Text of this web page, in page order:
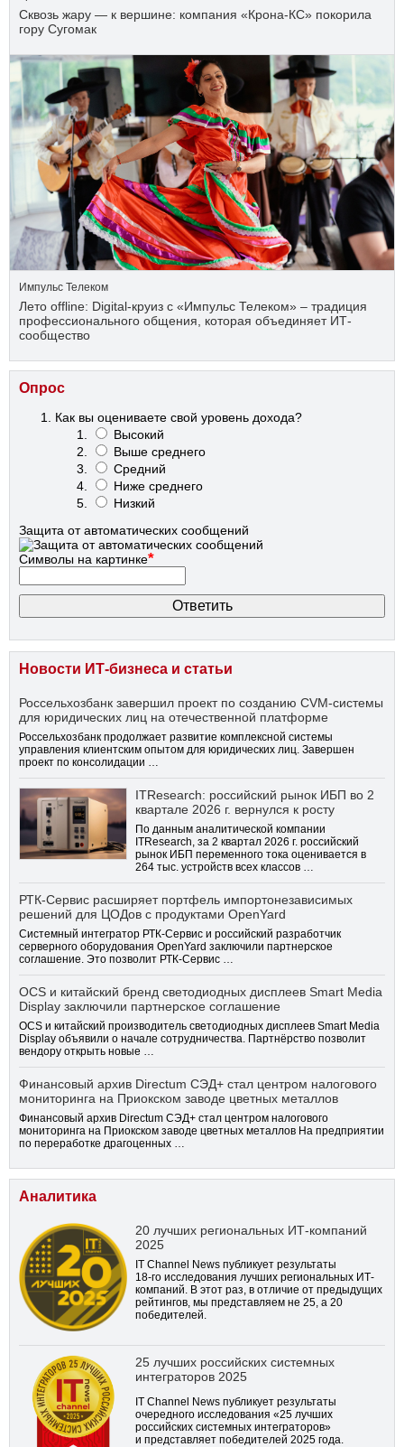
Сквозь жару — к вершине: компания «Крона‑КС» покорила
гору Сугомак
Импульс Телеком
Лето offline: Digital-круиз с «Импульс Телеком» – традиция
профессионального общения, которая объединяет ИТ-
сообщество
Опрос
Как вы оцениваете свой уровень дохода?
Высокий
Выше среднего
Средний
Ниже среднего
Низкий
Защита от автоматических сообщений
Символы на картинке*
Новости ИТ-бизнеса и статьи
Россельхозбанк завершил проект по созданию CVM-системы
для юридических лиц на отечественной платформе
Россельхозбанк продолжает развитие комплексной системы
управления клиентским опытом для юридических лиц. Завершен
проект по консолидации …
ITResearch: российский рынок ИБП во 2
квартале 2026 г. вернулся к росту
По данным аналитической компании
ITResearch, за 2 квартал 2026 г. российский
рынок ИБП переменного тока оценивается в
264 тыс. устройств всех классов …
РТК-Сервис расширяет портфель импортонезависимых
решений для ЦОДов с продуктами OpenYard
Системный интегратор РТК-Сервис и российский разработчик
серверного оборудования OpenYard заключили партнерское
соглашение. Это позволит РТК-Сервис …
OCS и китайский бренд светодиодных дисплеев Smart Media
Display заключили партнерское соглашение
OCS и китайский производитель светодиодных дисплеев Smart Media
Display объявили о начале сотрудничества. Партнёрство позволит
вендору открыть новые …
Финансовый архив Directum СЭД+ стал центром налогового
мониторинга на Приокском заводе цветных металлов
Финансовый архив Directum СЭД+ стал центром налогового
мониторинга на Приокском заводе цветных металлов На предприятии
по переработке драгоценных …
Аналитика
20 лучших региональных ИТ-компаний
2025
IT Channel News публикует результаты
18-го исследования лучших региональных ИТ-
компаний. В этот раз, в отличие от предыдущих
рейтингов, мы представляем не 25, а 20
победителей.
25 лучших российских системных
интеграторов 2025
IT Channel News публикует результаты
очередного исследования «25 лучших
российских системных интеграторов»
и представляет победителей 2025 года.